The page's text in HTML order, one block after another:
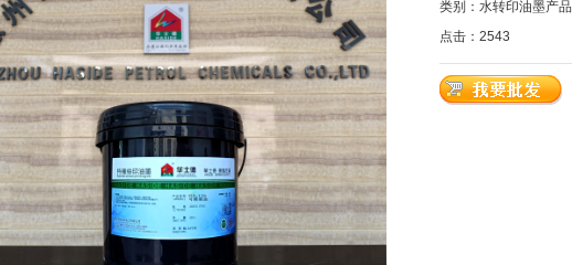
类别：水转印油墨产品
点击：2543